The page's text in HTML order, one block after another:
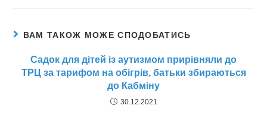
ВАМ ТАКОЖ МОЖЕ СПОДОБАТИСЬ
Садок для дітей із аутизмом прирівняли до
ТРЦ за тарифом на обігрів, батьки збираються
до Кабміну
30.12.2021